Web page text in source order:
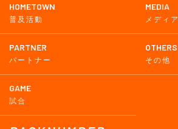
HOMETOWN
普及活動
MEDIA
メディ
PARTNER
パートナー
OTHERS
その他
GAME
試合